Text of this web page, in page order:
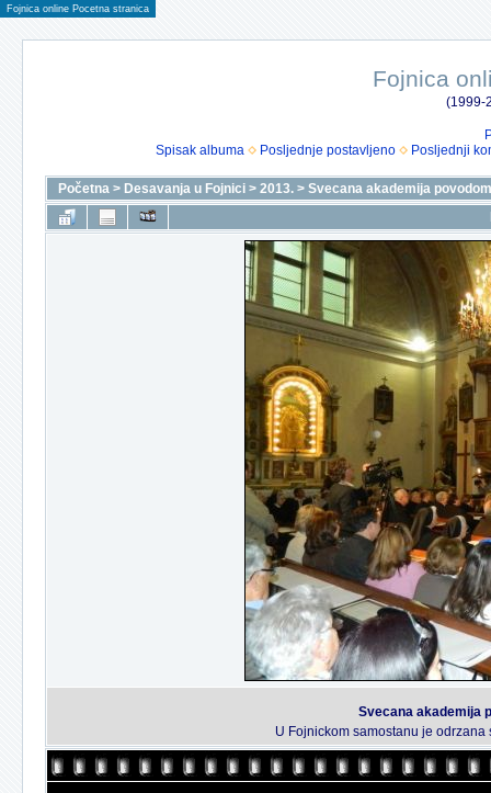
Fojnica online Pocetna stranica
Fojnica
(1999-
Spisak albuma
Posljednje postavljeno Posljednji
Početna > Desavanja u Fojnici > 2013. > Svecana akademija
Svecana akademija
U Fojnickom samostanu je